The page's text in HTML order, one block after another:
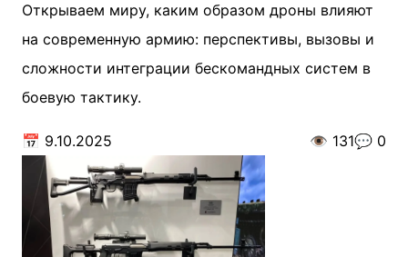
Открываем миру, каким образом дроны влияют
на современную армию: перспективы, вызовы и
сложности интеграции бескомандных систем в
боевую тактику.
📅 9.10.2025 👁️ 131💬 0